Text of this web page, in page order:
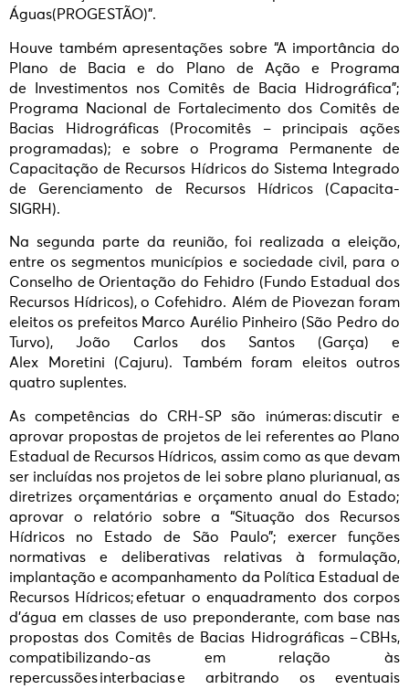
Águas(PROGESTÃO)”.
Houve também apresentações sobre “A importância do
Plano de Bacia e do Plano de Ação e Programa
de Investimentos nos Comitês de Bacia Hidrográfica”;
Programa Nacional de Fortalecimento dos Comitês de
Bacias Hidrográficas (Procomitês – principais ações
programadas); e sobre o Programa Permanente de
Capacitação de Recursos Hídricos do Sistema Integrado
de Gerenciamento de Recursos Hídricos (Capacita-
SIGRH).
Na segunda parte da reunião, foi realizada a eleição,
entre os segmentos municípios e sociedade civil, para o
Conselho de Orientação do Fehidro (Fundo Estadual dos
Recursos Hídricos), o Cofehidro. Além de Piovezan foram
eleitos os prefeitos Marco Aurélio Pinheiro (São Pedro do
Turvo), João Carlos dos Santos (Garça) e
Alex Moretini (Cajuru). Também foram eleitos outros
quatro suplentes.
As competências do CRH-SP são inúmeras: discutir e
aprovar propostas de projetos de lei referentes ao Plano
Estadual de Recursos Hídricos, assim como as que devam
ser incluídas nos projetos de lei sobre plano plurianual, as
diretrizes orçamentárias e orçamento anual do Estado;
aprovar o relatório sobre a “Situação dos Recursos
Hídricos no Estado de São Paulo”; exercer funções
normativas e deliberativas relativas à formulação,
implantação e acompanhamento da Política Estadual de
Recursos Hídricos; efetuar o enquadramento dos corpos
d’água em classes de uso preponderante, com base nas
propostas dos Comitês de Bacias Hidrográficas – CBHs,
compatibilizando-as em relação às
repercussões interbacias e arbitrando os eventuais